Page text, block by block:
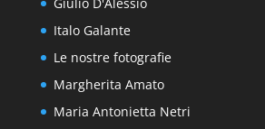
Italo Galante
Le nostre fotografie
Margherita Amato
Maria Antonietta Netri